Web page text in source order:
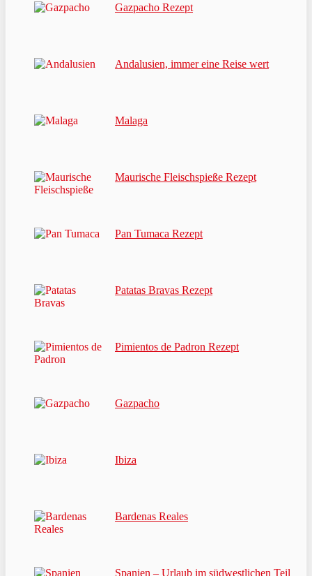
Gazpacho Rezept
Andalusien, immer eine Reise wert
Malaga
Maurische Fleischspieße Rezept
Pan Tumaca Rezept
Patatas Bravas Rezept
Pimientos de Padron Rezept
Gazpacho
Ibiza
Bardenas Reales
Spanien – Urlaub im südwestlichen Teil